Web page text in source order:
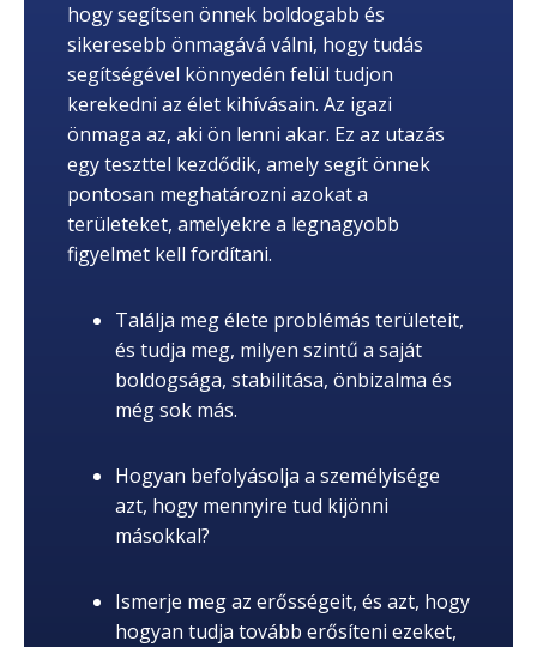
hogy segítsen önnek boldogabb és
sikeresebb önmagává válni, hogy tudás
segítségével könnyedén felül tudjon
kerekedni az élet kihívásain. Az igazi
önmaga az, aki ön lenni akar. Ez az utazás
egy teszttel kezdődik, amely segít önnek
pontosan meghatározni azokat a
területeket, amelyekre a legnagyobb
figyelmet kell fordítani.
Találja meg élete problémás területeit,
és tudja meg, milyen szintű a saját
boldogsága, stabilitása, önbizalma és
még sok más.
Hogyan befolyásolja a személyisége
azt, hogy mennyire tud kijönni
másokkal?
Ismerje meg az erősségeit, és azt, hogy
hogyan tudja tovább erősíteni ezeket,